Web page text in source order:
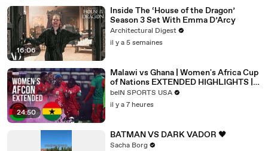
16:06
Inside The ‘House of the Dragon’
Season 3 Set With Emma D’Arcy
Architectural Digest
il y a 5 semaines
24:50
Malawi vs Ghana | Women's Africa Cup
of Nations EXTENDED HIGHLIGHTS |
08/09/2026 | beIN SPORTS USA
beIN SPORTS USA
il y a 7 heures
BATMAN VS DARK VADOR 🖤
Sacha Borg